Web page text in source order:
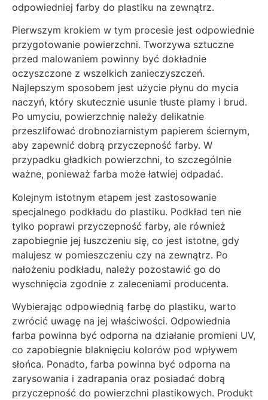
odpowiedniej farby do plastiku na zewnątrz.
Pierwszym krokiem w tym procesie jest odpowiednie
przygotowanie powierzchni. Tworzywa sztuczne
przed malowaniem powinny być dokładnie
oczyszczone z wszelkich zanieczyszczeń.
Najlepszym sposobem jest użycie płynu do mycia
naczyń, który skutecznie usunie tłuste plamy i brud.
Po umyciu, powierzchnię należy delikatnie
przeszlifować drobnoziarnistym papierem ściernym,
aby zapewnić dobrą przyczepność farby. W
przypadku gładkich powierzchni, to szczególnie
ważne, ponieważ farba może łatwiej odpadać.
Kolejnym istotnym etapem jest zastosowanie
specjalnego podkładu do plastiku. Podkład ten nie
tylko poprawi przyczepność farby, ale również
zapobiegnie jej łuszczeniu się, co jest istotne, gdy
malujesz w pomieszczeniu czy na zewnątrz. Po
nałożeniu podkładu, należy pozostawić go do
wyschnięcia zgodnie z zaleceniami producenta.
Wybierając odpowiednią farbę do plastiku, warto
zwrócić uwagę na jej właściwości. Odpowiednia
farba powinna być odporna na działanie promieni UV,
co zapobiegnie blaknięciu kolorów pod wpływem
słońca. Ponadto, farba powinna być odporna na
zarysowania i zadrapania oraz posiadać dobrą
przyczepność do powierzchni plastikowych. Produkt